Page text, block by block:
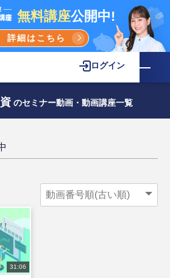
無料講座公開中!
詳細はこちら
ログイン
のセミナー動画・動画講座一覧
31:06